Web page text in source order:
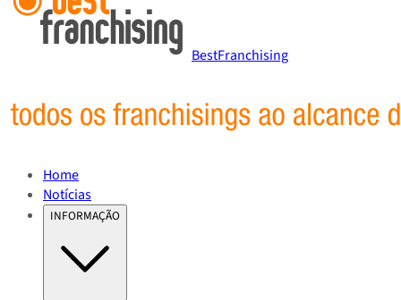
BestFranchising
Home
Notícias
INFORMAÇÃO